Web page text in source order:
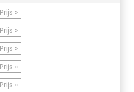
Prijs »
Prijs »
Prijs »
Prijs »
Prijs »